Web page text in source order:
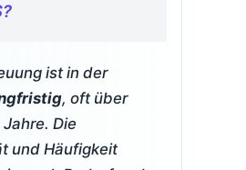
ist in der
, oft über
Die
und Häufigkeit